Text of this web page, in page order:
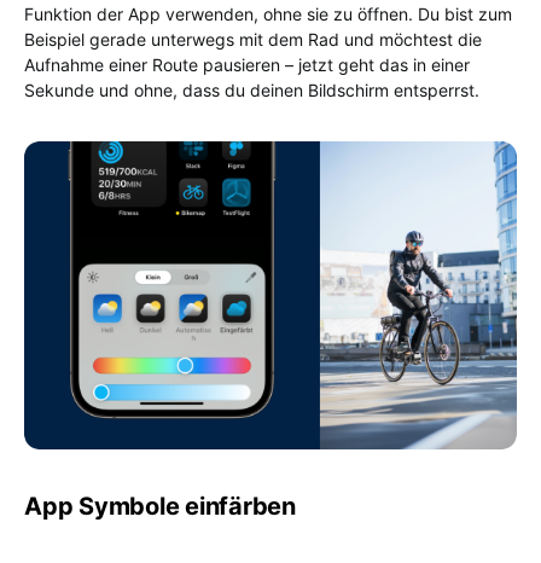
Funktion der App verwenden, ohne sie zu öffnen. Du bist zum
Beispiel gerade unterwegs mit dem Rad und möchtest die
Aufnahme einer Route pausieren – jetzt geht das in einer
Sekunde und ohne, dass du deinen Bildschirm entsperrst.
App Symbole einfärben